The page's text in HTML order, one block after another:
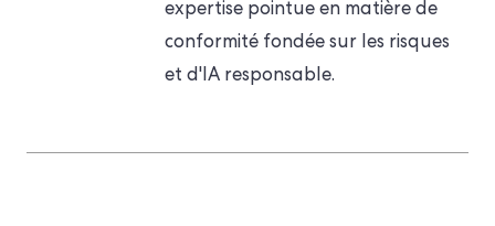
expertise pointue en matière de
conformité fondée sur les risques
et d'IA responsable.